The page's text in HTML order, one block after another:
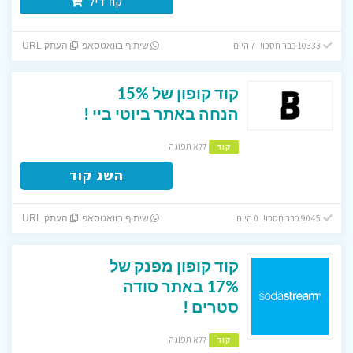
שיתוף בוואטסאפ העתק URL
קוד קופון של 15%
הנחה באתר ביוטי ביי !
קוד ללא תפוגה
השג קוד
שיתוף בוואטסאפ העתק URL
קוד קופון מפנק של
17% באתר סודה
סטרים !
קוד ללא תפוגה